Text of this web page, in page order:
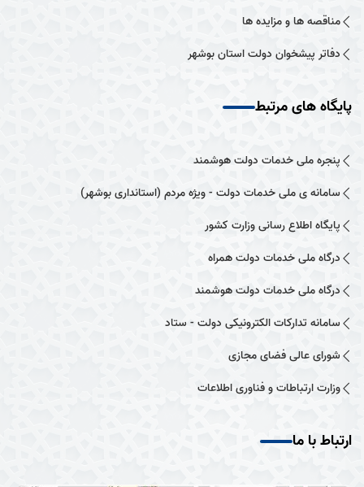
مناقصه ها و مزایده ها
دفاتر پیشخوان دولت استان بوشهر
پایگاه های مرتبط
پنجره ملی خدمات دولت هوشمند
سامانه ی ملی خدمات دولت - ویژه مردم (استانداری بوشهر)
پایگاه اطلاع رسانی وزارت کشور
درگاه ملی خدمات دولت همراه
درگاه ملی خدمات دولت هوشمند
سامانه تدارکات الکترونیکی دولت - ستاد
شورای عالی فضای مجازی
وزارت ارتباطات و فناوری اطلاعات
ارتباط با ما